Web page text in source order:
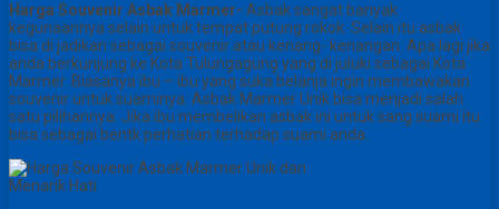
Harga Souvenir Asbak Marmer- Asbak sangat banyak
kegunaannya selain untuk tempat putung rokok. Selain itu asbak
bisa di jadikan sebagai souvenir atau kenang- kenangan. Apa lagi jika
anda berkunjung ke Kota Tulungagung yang di juluki sebagai Kota
Marmer. Biasanya ibu – ibu yang suka belanja ingin membawakan
souvenir untuk suaminya. Asbak Marmer Unik bisa menjadi salah
satu pilihannya. Jika ibu membelikan asbak ini untuk sang suami itu
bisa sebagai bentk perhatian terhadap suami anda.